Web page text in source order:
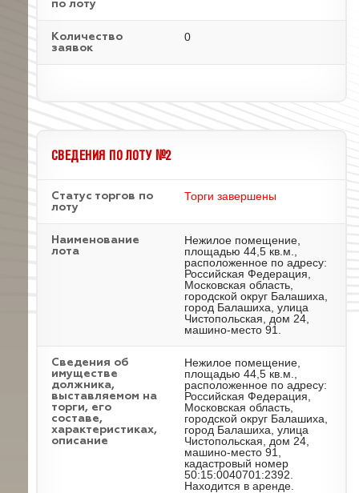
по лоту
Количество
заявок
0
СВЕДЕНИЯ ПО ЛОТУ №2
Статус торгов по
лоту
Торги завершены
Наименование
лота
Нежилое помещение,
площадью 44,5 кв.м.,
расположенное по адресу:
Российская Федерация,
Московская область,
городской округ Балашиха,
город Балашиха, улица
Чистопольская, дом 24,
машино-место 91.
Cведения об
имуществе
должника,
выставляемом на
торги, его
составе,
характеристиках,
описание
Нежилое помещение,
площадью 44,5 кв.м.,
расположенное по адресу:
Российская Федерация,
Московская область,
городской округ Балашиха,
город Балашиха, улица
Чистопольская, дом 24,
машино-место 91,
кадастровый номер
50:15:0040701:2392.
Находится в аренде.